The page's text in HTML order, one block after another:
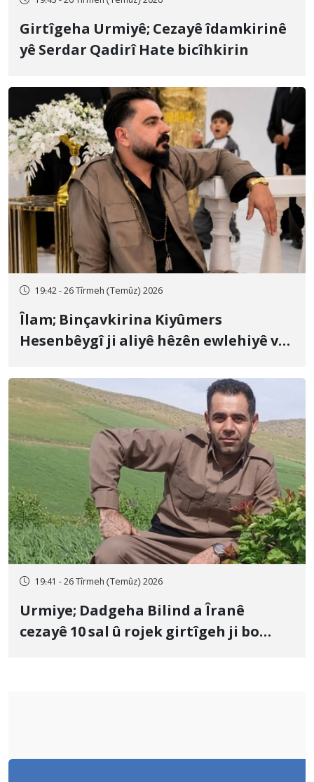
Girtîgeha Urmiyê; Cezayê îdamkirinê
yê Serdar Qadirî Hate bicîhkirin
19:42 - 26 Tîrmeh (Temûz) 2026
Îlam; Binçavkirina Kiyûmers
Hesenbêygî ji aliyê hêzên ewlehiyê ve
19:41 - 26 Tîrmeh (Temûz) 2026
Urmiye; Dadgeha Bilind a Îranê
cezayê 10 sal û rojek girtîgeh ji bo